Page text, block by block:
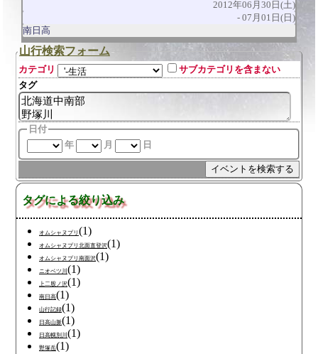
2012年06月30日(土)
07月01日(日)
南日高
山行検索フォーム
カテゴリ
サブカテゴリを含まない
タグ
日付
年
月 日
タグによる絞り込み
オムシャヌプリ (1)
オムシャヌプリ北面直登沢(1)
オムシャヌプリ南面沢(1)
ニオベツ川 (1)
上二股ノ沢(1)
南日高(1)
山行記録(1)
日高山脈(1)
日高幌別川 (1)
野塚岳(1)